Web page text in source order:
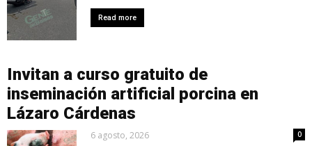
Read more
Invitan a curso gratuito de
inseminación artificial porcina en
Lázaro Cárdenas
6 agosto, 2026 0